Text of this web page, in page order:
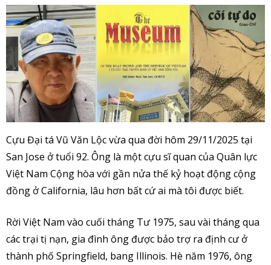
Cựu Đại tá Vũ Văn Lộc vừa qua đời hôm 29/11/2025 tại
San Jose ở tuổi 92. Ông là một cựu sĩ quan của Quân lực
Việt Nam Cộng hòa với gần nửa thế kỷ hoạt động cộng
đồng ở California, lâu hơn bất cứ ai mà tôi được biết.
Rời Việt Nam vào cuối tháng Tư 1975, sau vài tháng qua
các trại tị nạn, gia đình ông được bảo trợ ra định cư ở
thành phố Springfield, bang Illinois. Hè năm 1976, ông